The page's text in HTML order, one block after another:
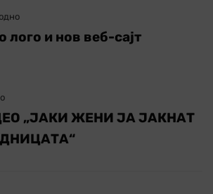
лого и нов веб-сајт
„ЈАКИ ЖЕНИ ЈА ЈАКНАТ